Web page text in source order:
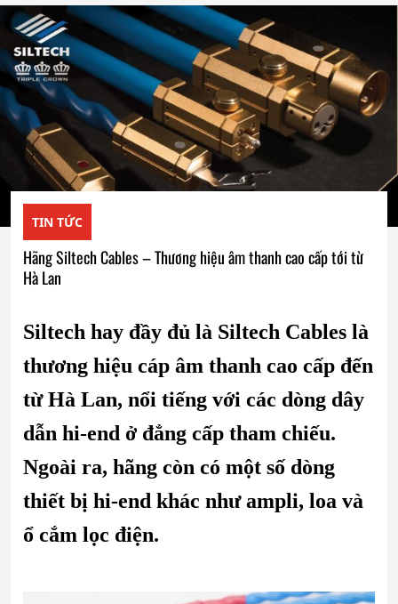
TIN TỨC
Hãng Siltech Cables – Thương hiệu âm thanh cao cấp tới từ
Hà Lan
Siltech hay đầy đủ là Siltech Cables là
thương hiệu cáp âm thanh cao cấp đến
từ Hà Lan, nổi tiếng với các dòng dây
dẫn hi-end ở đẳng cấp tham chiếu.
Ngoài ra, hãng còn có một số dòng
thiết bị hi-end khác như ampli, loa và
ổ cắm lọc điện.